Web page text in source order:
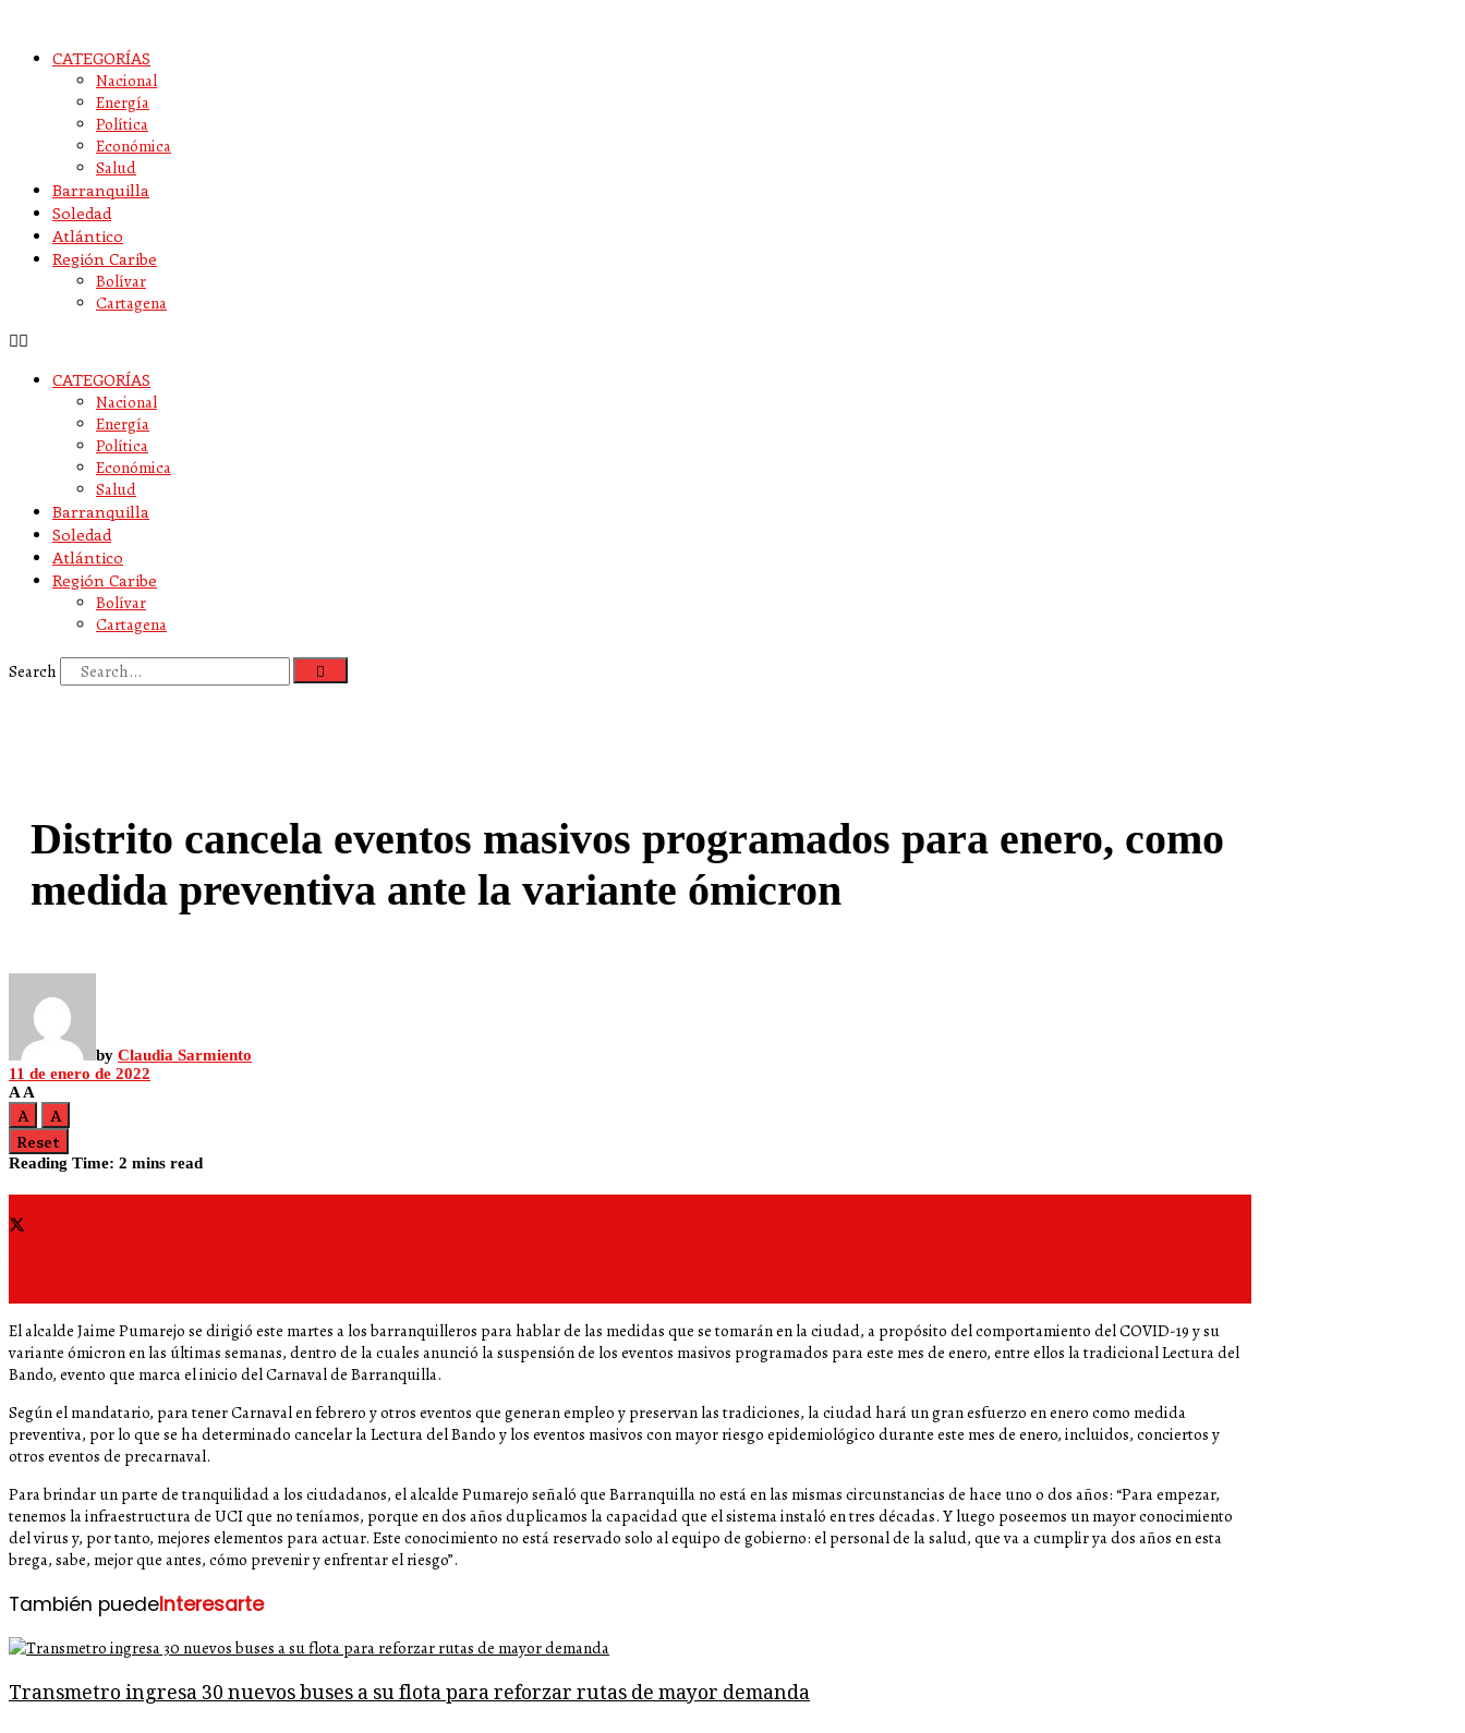
CATEGORÍAS
Nacional
Energía
Política
Económica
Salud
Barranquilla
Soledad
Atlántico
Región Caribe
Bolívar
Cartagena
CATEGORÍAS
Nacional
Energía
Política
Económica
Salud
Barranquilla
Soledad
Atlántico
Región Caribe
Bolívar
Cartagena
Search
Distrito cancela eventos masivos programados para enero, como
medida preventiva ante la variante ómicron
by Claudia Sarmiento
11 de enero de 2022
AA
A
A
Reset
Reading Time: 2 mins read
El alcalde Jaime Pumarejo se dirigió este martes a los barranquilleros para hablar de las medidas que se tomarán en la ciudad, a propósito del comportamiento del COVID-19 y su
variante ómicron en las últimas semanas, dentro de la cuales anunció la suspensión de los eventos masivos programados para este mes de enero, entre ellos la tradicional Lectura del
Bando, evento que marca el inicio del Carnaval de Barranquilla.
Según el mandatario, para tener Carnaval en febrero y otros eventos que generan empleo y preservan las tradiciones, la ciudad hará un gran esfuerzo en enero como medida
preventiva, por lo que se ha determinado cancelar la Lectura del Bando y los eventos masivos con mayor riesgo epidemiológico durante este mes de enero, incluidos, conciertos y
otros eventos de precarnaval.
Para brindar un parte de tranquilidad a los ciudadanos, el alcalde Pumarejo señaló que Barranquilla no está en las mismas circunstancias de hace uno o dos años: “Para empezar,
tenemos la infraestructura de UCI que no teníamos, porque en dos años duplicamos la capacidad que el sistema instaló en tres décadas. Y luego poseemos un mayor conocimiento
del virus y, por tanto, mejores elementos para actuar. Este conocimiento no está reservado solo al equipo de gobierno: el personal de la salud, que va a cumplir ya dos años en esta
brega, sabe, mejor que antes, cómo prevenir y enfrentar el riesgo”.
También puedeInteresarte
Transmetro ingresa 30 nuevos buses a su flota para reforzar rutas de mayor demanda